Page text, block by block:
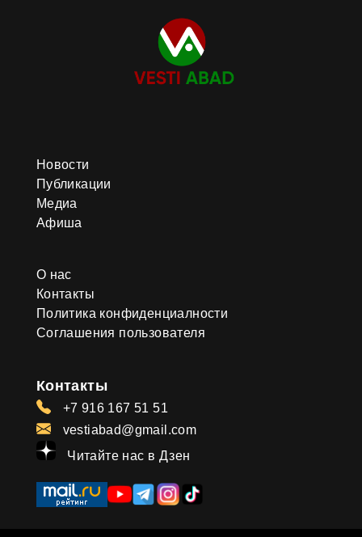
Новости
Публикации
Медиа
Афиша
О нас
Контакты
Политика конфиденциалности
Соглашения пользователя
Контакты
+7 916 167 51 51
vestiabad@gmail.com
Читайте нас в Дзен